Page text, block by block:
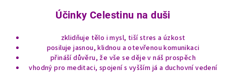
k
v
ý
p
i
Účinky Celestinu na duši
zklidňuje tělo i mysl, tiší stres a úzkost
posiluje jasnou, klidnou a otevřenou komunikaci
přináší důvěru, že vše se děje v náš prospěch
vhodný pro meditaci, spojení s vyšším já a duchovní vedení